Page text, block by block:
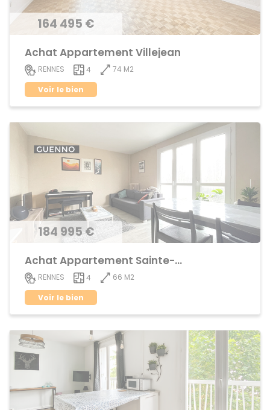
164 495 €
Achat Appartement Villejean
RENNES 4
74 M2
Voir le bien
184 995 €
Achat Appartement Sainte-Thérèse
RENNES 4
66 M2
Voir le bien